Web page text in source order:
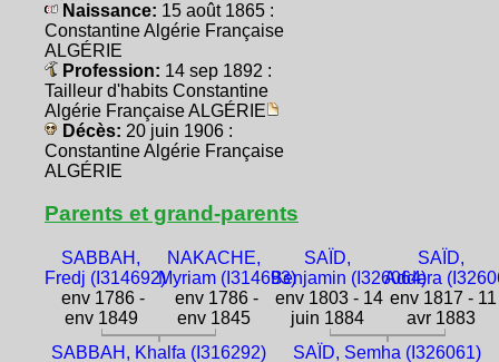
Naissance: 15 août 1865 :
Constantine Algérie Française
ALGÉRIE
Profession: 14 sep 1892 :
Tailleur d'habits Constantine
Algérie Française ALGÉRIE
Décès: 20 juin 1906 :
Constantine Algérie Française
ALGÉRIE
Parents et grand-parents
SABBAH,
Fredj (I314692)
env 1786 -
env 1849
NAKACHE,
Myriam (I314693)
env 1786 -
env 1845
SAÏD,
Benjamin (I326064)
env 1803 - 14
juin 1884
SAÏD,
Addera
env 1817 - 11
avr 1883
SABBAH, Khalfa (I316292)
SAÏD, Semha (I326061)